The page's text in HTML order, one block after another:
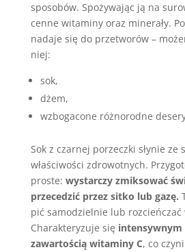
sposobów. Spożywając ją na
cenne witaminy oraz minerały.
nadaje się do przetworów –
niej:
sok,
dżem,
wzbogacone różnorodne
Sok z czarnej porzeczki słynie ze
właściwości zdrowotnych.
proste: wystarczy zmiksować
przecedzić przez sitko lub gazę.
pić samodzielnie lub rozcieńczać
Charakteryzuje się intensywnym
zawartością witaminy C, co